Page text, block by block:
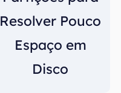
Resolver Pouco
Espaço em
Disco